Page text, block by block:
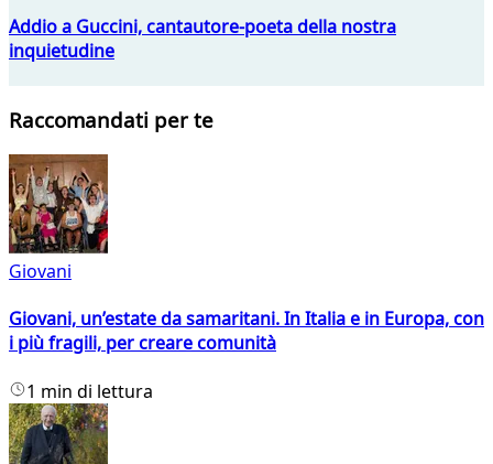
Addio a Guccini, cantautore-poeta della nostra
inquietudine
Raccomandati per te
Giovani
Giovani, un’estate da samaritani. In Italia e in Europa, con
i più fragili, per creare comunità
1 min di lettura